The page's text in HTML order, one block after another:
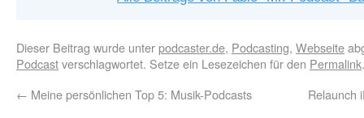
Dieser Beitrag wurde unterpodcaster.de, Podcasting, Webseite
Podcastverschlagwortet. Setze ein Lesezeichen für den Permalink.
← Meine persönlichen Top 5: Musik-Podcasts Relaunch